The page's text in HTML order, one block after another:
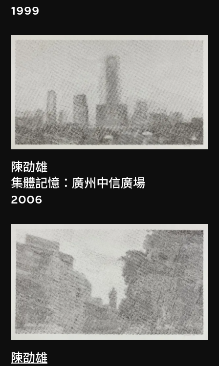
1999
陳劭雄
集體記憶：廣州中信廣場
2006
陳劭雄